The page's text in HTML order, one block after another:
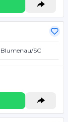
Blumenau/SC